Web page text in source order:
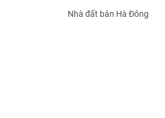
Nhà đất bán Hà Đông